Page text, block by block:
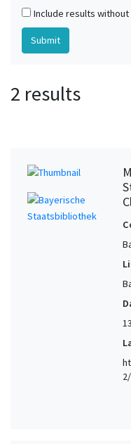
Include results without
2 results